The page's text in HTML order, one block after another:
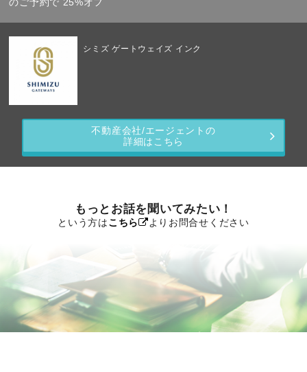
のご予約で 25%オフ
シミズ ゲートウェイズ インク
不動産会社/エージェントの
詳細はこちら
もっとお話を聞いてみたい！
という方はこちら よりお問合せください